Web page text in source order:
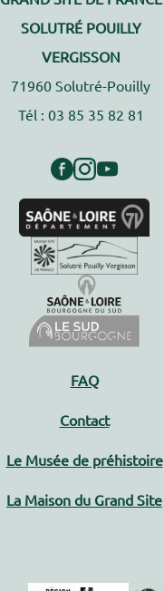
SOLUTRÉ POUILLY
VERGISSON
71960 Solutré-Pouilly
Tél : 03 85 35 82 81
FAQ
Contact
Le Musée de préhistoire
La Maison du Grand Site